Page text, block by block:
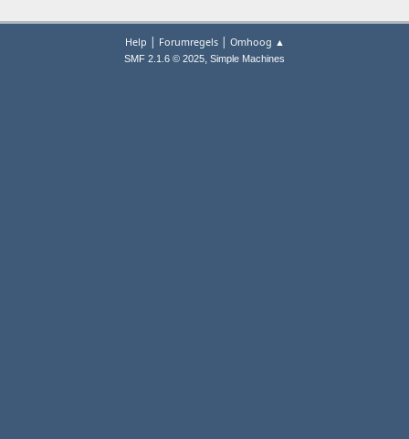
Help | Forumregels| Omhoog ▲
SMF 2.1.6 © 2025, Simple Machines